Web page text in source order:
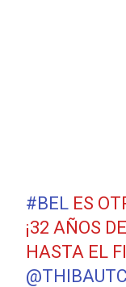
#BEL ES
¡32 AÑOS
HASTA EL